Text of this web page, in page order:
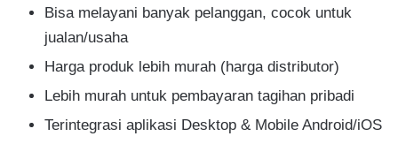
Bisa melayani banyak pelanggan, cocok untuk
jualan​/usaha
Harga produk lebih murah (harga distributor)​
Lebih murah untuk pembayaran tagihan pribadi​
Terintegrasi aplikasi Desktop & Mobile Android/iOS​